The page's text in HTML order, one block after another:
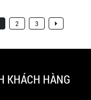
2 3
KHÁCH HÀNG